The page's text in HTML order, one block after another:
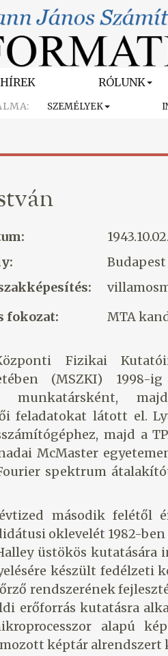
HÍREK RÓLUNK
SZEMÉLYEK
1943.10.02.
Budapest
fokozat:
MTA
Fizikai
(MSZKI) 1998-
munkatársként,
feladatokat látott el.
majd a
McMaster
spektrum
második felétől
oklevelét 1982-
üstökös kutatására
készült fedélzeti
rendszerének
erőforrás kutatásra
alapú
képtár alrendszert